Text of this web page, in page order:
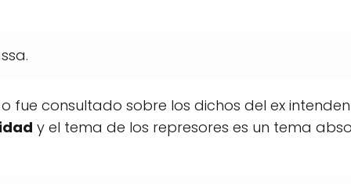
fue consultado sobre los dichos del ex
y el tema de los represores es un tema